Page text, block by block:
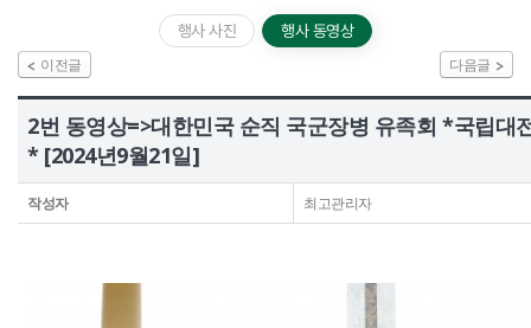
HOME 유가족회원 로그인 기부금회원 로그인
유가족 회원가입
기부금 회원가입
행사 사진 행사 동영상
이전글 다음글
2번 동영상=>대한민국 순직 국군장병 유족회 *국립대
* [2024년9월21일]
작성자 최고관리자